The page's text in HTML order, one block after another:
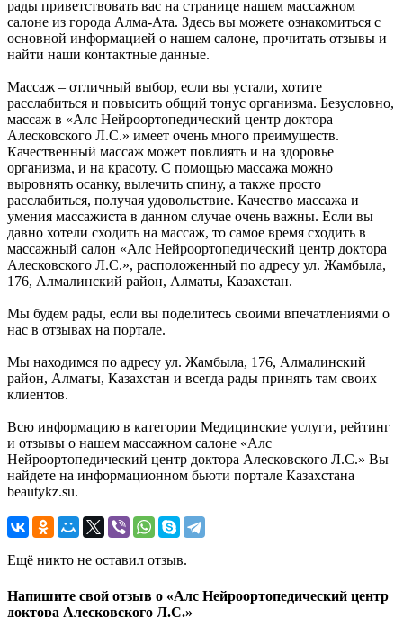
рады приветствовать вас на странице нашем массажном
салоне из города Алма-Ата. Здесь вы можете ознакомиться с
основной информацией о нашем салоне, прочитать отзывы и
найти наши контактные данные.
Массаж – отличный выбор, если вы устали, хотите
расслабиться и повысить общий тонус организма. Безусловно,
массаж в «Алс Нейроортопедический центр доктора
Алесковского Л.С.» имеет очень много преимуществ.
Качественный массаж может повлиять и на здоровье
организма, и на красоту. С помощью массажа можно
выровнять осанку, вылечить спину, а также просто
расслабиться, получая удовольствие. Качество массажа и
умения массажиста в данном случае очень важны. Если вы
давно хотели сходить на массаж, то самое время сходить в
массажный салон «Алс Нейроортопедический центр доктора
Алесковского Л.С.», расположенный по адресу ул. Жамбыла,
176, Алмалинский район, Алматы, Казахстан.
Мы будем рады, если вы поделитесь своими впечатлениями о
нас в отзывах на портале.
Мы находимся по адресу ул. Жамбыла, 176, Алмалинский
район, Алматы, Казахстан и всегда рады принять там своих
клиентов.
Всю информацию в категории Медицинские услуги, рейтинг
и отзывы о нашем массажном салоне «Алс
Нейроортопедический центр доктора Алесковского Л.С.» Вы
найдете на информационном бьюти портале Казахстана
beautykz.su.
Ещё никто не оставил отзыв.
Напишите свой отзыв о «Алс Нейроортопедический центр
доктора Алесковского Л.С.»